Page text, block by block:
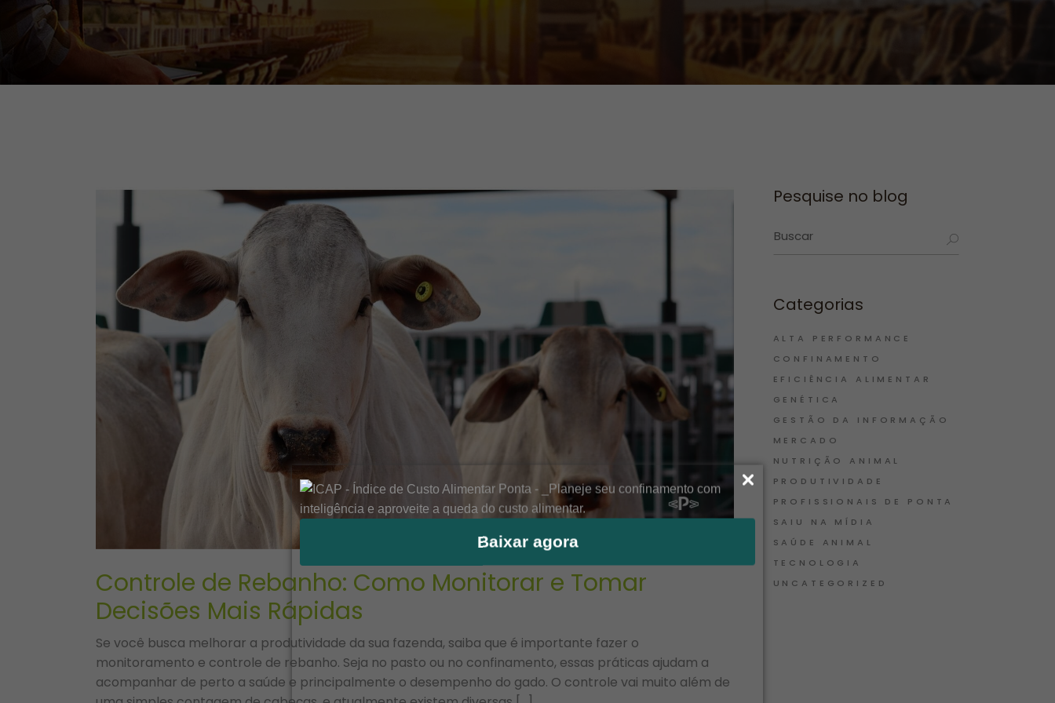
Baixar agora
Controle de Rebanho: Como Monitorar e Tomar
Decisões Mais Rápidas
Se você busca melhorar a produtividade da sua fazenda, saiba que é importante fazer o
monitoramento e controle de rebanho. Seja no pasto ou no confinamento, essas práticas ajudam a
acompanhar de perto a saúde e principalmente o desempenho do gado. O controle vai muito além de
Pesquise no blog
Categorias
ALTA PERFORMANCE
CONFINAMENTO
EFICIÊNCIA ALIMENTAR
GENÉTICA
GESTÃO DA INFORMAÇÃO
MERCADO
NUTRIÇÃO ANIMAL
PRODUTIVIDADE
PROFISSIONAIS DE PONTA
SAIU NA MÍDIA
SAÚDE ANIMAL
TECNOLOGIA
UNCATEGORIZED